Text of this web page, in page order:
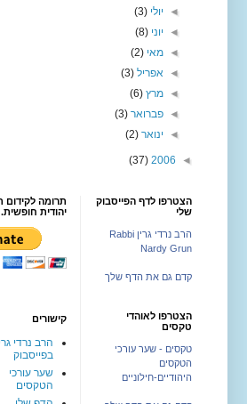
◄ יולי(3)
◄ יוני(8)
◄מאי(2)
◄ אפריל(3)
◄מרץ(6)
◄פברואר(3)
◄ ינואר(2)
◄
2006
(37)
הצטרפו לדף הפייסבוק
שלי
הרב נרדי גרין Rabbi
Nardy Grun
קדם גם את הדף שלך
הצטרפו לאוהדי
טקסים
טקסים - שער עורכי
הטקסים
היהודיים-חילוניים
תרומה לקידום
יהודית חופשית.
קישורים
הרב נרדי
בפייסבוק
שער עורכי
הטקסים